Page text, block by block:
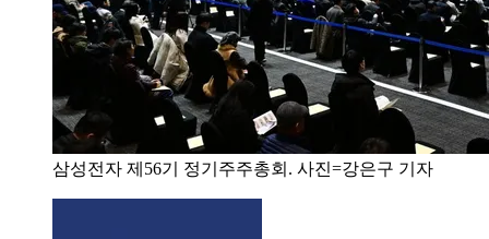
삼성전자 제56기 정기주주총회. 사진=강은구 기자